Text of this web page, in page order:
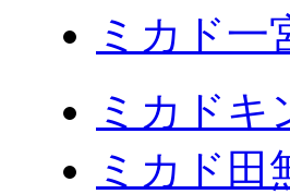
ミカド一
ミカドキ
ミカド田